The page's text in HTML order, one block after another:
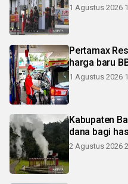
1 Agustus 2026
Pertamax
harga baru
1 Agustus 2026
Kabupaten
dana bagi
2 Agustus 2026